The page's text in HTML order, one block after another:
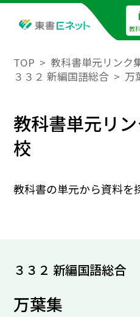
教
TOP
教科書単元リンク
３３２ 新編国語総合
万
教科書単元リ
校
教科書の単元から資料を
３３２ 新編国語総合
万葉集